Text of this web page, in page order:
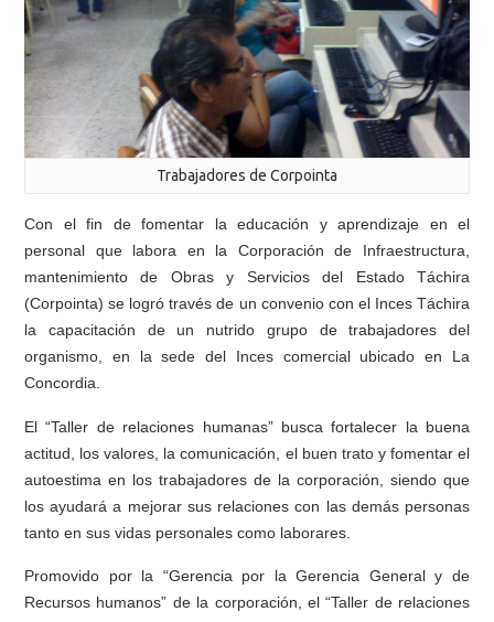
Trabajadores de Corpointa
Con el fin de fomentar la educación y aprendizaje en el
personal que labora en la Corporación de Infraestructura,
mantenimiento de Obras y Servicios del Estado Táchira
(Corpointa) se logró través de un convenio con el Inces Táchira
la capacitación de un nutrido grupo de trabajadores del
organismo, en la sede del Inces comercial ubicado en La
Concordia.
El “Taller de relaciones humanas” busca fortalecer la buena
actitud, los valores, la comunicación, el buen trato y fomentar el
autoestima en los trabajadores de la corporación, siendo que
los ayudará a mejorar sus relaciones con las demás personas
tanto en sus vidas personales como laborares.
Promovido por la “Gerencia por la Gerencia General y de
Recursos humanos” de la corporación, el “Taller de relaciones